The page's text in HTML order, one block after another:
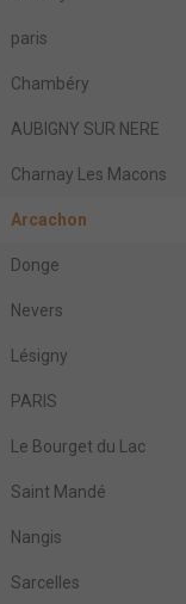
paris
Chambéry
AUBIGNY SUR NERE
Charnay Les Macons
Arcachon
Donge
Nevers
Lésigny
PARIS
Le Bourget du Lac
Saint Mandé
Nangis
Sarcelles